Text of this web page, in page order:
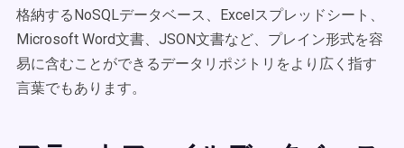
格納するNoSQLデータベース、Excelスプレッドシート、
Microsoft Word文書、JSON文書など、プレイン形式を容
易に含むことができるデータリポジトリをより広く指す
言葉でもあります。